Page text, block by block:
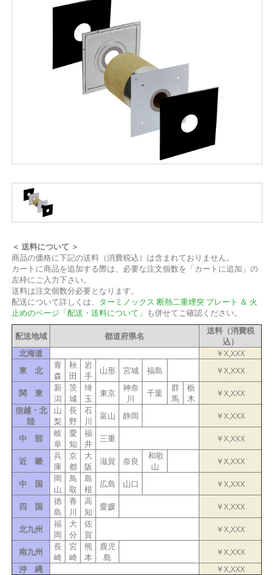
＜ 送料について ＞
商品の価格に下記の送料（消費税込）は含まれておりません。
カートに商品を追加する際は、必要な注文個数を「カートに追加」の
左枠にご入力下さい。
送料は注文個数分必要となります。
配送について詳しくは、 ターミノックス 断熱二重煙突 プレート ＆ 火
止めのページ「配送・送料について」 も併せてご確認ください。
配送地域 都道府県名
送料（消費税
込）
北海道
￥X,XXX
東 北
青
森
秋
田
岩
手
山形 宮城 福島 ￥X,XXX
関 東
新
潟
茨
城
埼
玉
東京
神奈
川
千葉
群
馬
栃
木
￥X,XXX
信越・北
陸
山
梨
長
野
石
川
富山 静岡 ￥X,XXX
中 部
岐
阜
愛
知
福
井
三重 ￥X,XXX
近 畿
兵
庫
京
都
大
阪
滋賀 奈良
和歌
山
￥X,XXX
中 国
岡
山
鳥
取
島
根
広島 山口 ￥X,XXX
四 国
徳
島
香
川
高
知
愛媛 ￥X,XXX
北九州
福
岡
大
分
佐
賀
￥X,XXX
南九州
長
崎
宮
崎
熊
本
鹿児
島
￥X,XXX
沖 縄
￥X,XXX